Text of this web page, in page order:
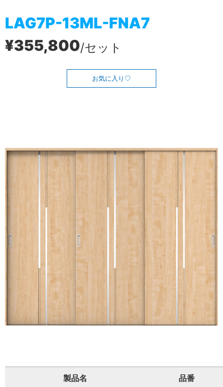
LAG7P-13ML-FNA7
¥355,800/セット
お気に入り
製品名 品番